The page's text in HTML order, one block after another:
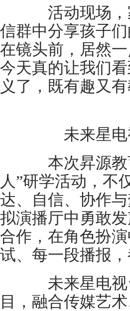
活动现场，
信群中分享孩子
在镜头前，居然
今天真的让我们
义了，既有趣又
未来星
本次昇源教
人”研学活动，不
达、自信、协作
拟演播厅中勇敢
合作，在角色扮
试、每一段播报
未来星电视
目，融合传媒艺